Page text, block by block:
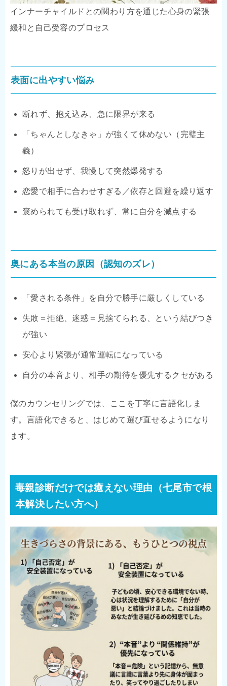
インナーチャイルドとの関わり方を通じた心身の緊張
緩和と自己受容のプロセス
表面に出やすい悩み
断れず、抱え込み、急に限界が来る
「ちゃんとしなきゃ」が強くて休めない（完璧主
義）
怒りが出せず、我慢して突然爆発する
恋愛で相手に合わせすぎる／依存と回避を繰り返す
褒められても受け取れず、常に自分を減点する
奥にある本当の原因（認知のズレ）
「愛される条件」を自分で勝手に厳しくしている
失敗＝拒絶、迷惑＝見捨てられる、という結びつき
が強い
安心より緊張が通常運転になっている
自分の本音より、相手の期待を優先するクセがある
僕のカウンセリングでは、ここを丁寧に言語化しま
す。言語化できると、はじめて選び直せるようになり
ます。
毒親診断だけでは癒えない理由（七尾市で根
本解決したい方へ）